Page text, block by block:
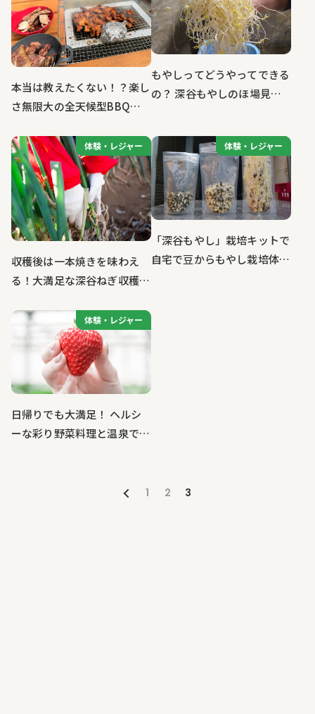
本当は教えたくない！？楽し
さ無限大の全天候型BBQ体
GRIM」
もやしってどうやってできる
の？ 深谷もやしのほ場見学
体験・レジャー
体験・レジャー
収穫後は一本焼きを味わえ
る！大満足な深谷ねぎ収穫体
体験・レジャー
体験・レジャー
「深谷もやし」栽培キットで
自宅で豆からもやし栽培体
体験・レジャー
体験・レジャー
日帰りでも大満足！ ヘルシ
ーな彩り野菜料理と温泉で癒
1 2 3